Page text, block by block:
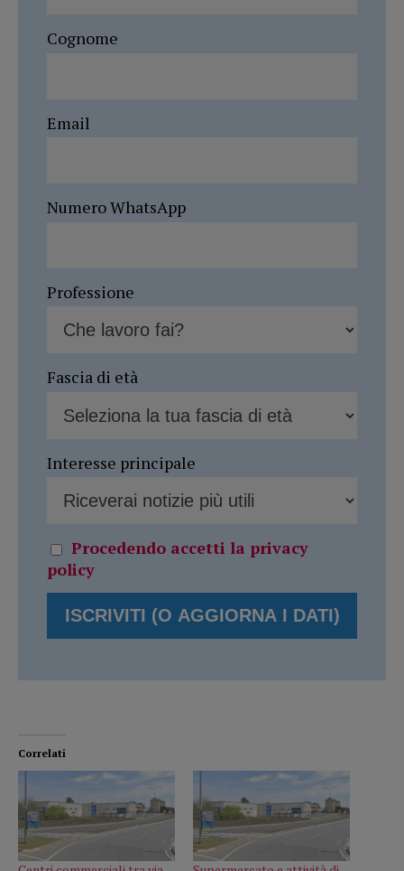
Cognome
Email
Numero WhatsApp
Professione
Fascia di età
Interesse principale
Procedendo accetti la privacy
policy
Correlati